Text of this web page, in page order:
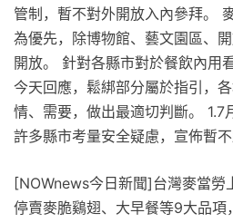
管制，暫不對外開放入內參拜。
為優先，除博物館、藝文園區、
開放。 針對各縣市對於餐飲內用
今天回應，鬆綁部分屬於指引，
情、需要，做出最適切判斷。 1.7
許多縣市考量安全疑慮，宣佈暫不
[NOWnews今日新聞]台灣麥當勞
停賣麥脆鷄翅、大早餐等9大品項